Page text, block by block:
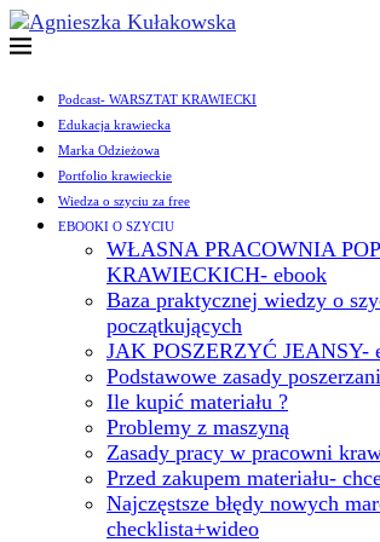
Podcast- WARSZTAT KRAWIECKI
Edukacja krawiecka
Marka Odzieżowa
Portfolio krawieckie
Wiedza o szyciu za free
EBOOKI O SZYCIU
WŁASNA PRACOWNIA
KRAWIECKICH- ebook
Baza praktycznej wiedzy o
początkujących
JAK POSZERZYĆ JEANSY-
Podstawowe zasady
Ile kupić materiału ?
Problemy z maszyną
Zasady pracy w pracowni
Przed zakupem materiału-
Najczęstsze błędy nowych
checklista+wideo